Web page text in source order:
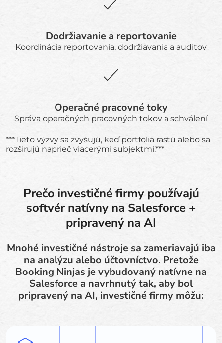
Dodržiavanie a reportovanie
Koordinácia reportovania, dodržiavania a auditov
Operačné pracovné toky
Správa operačných pracovných tokov a schválení
***Tieto výzvy sa zvyšujú, keď portfóliá rastú alebo sa
rozširujú naprieč viacerými subjektmi.***
Prečo investičné firmy používajú
softvér natívny na Salesforce +
pripravený na AI
Mnohé investičné nástroje sa zameriavajú iba
na analýzu alebo účtovníctvo. Pretože
Booking Ninjas je vybudovaný natívne na
Salesforce a navrhnutý tak, aby bol
pripravený na AI, investičné firmy môžu: